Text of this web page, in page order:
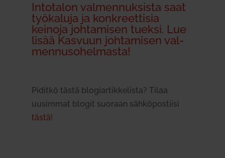
Into­talon val­men­nuk­sista saat
työ­kaluja ja kon­kreet­tisia
keinoja joh­ta­misen tueksi. Lue
lisää Kasvuun joh­ta­misen val­
men­nuso­hel­masta!
Piditkö tästä blo­giar­tik­ke­lista? Tilaa
uusimmat blogit suoraan säh­kö­pos­tiisi
tästä!